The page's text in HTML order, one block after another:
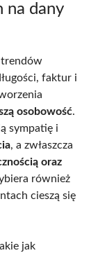
na dany
trendów
faktur i
osobowość.
sympatię i
, a zwłaszcza
oraz
również
cieszą się
jak